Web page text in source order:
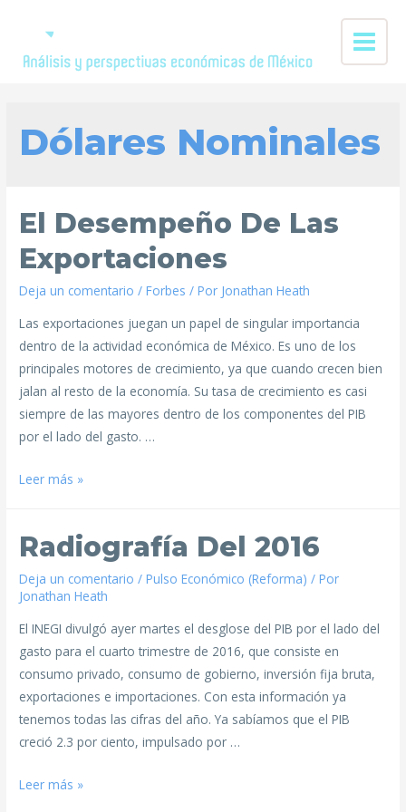
Dólares Nominales
El Desempeño De Las
Exportaciones
Deja un comentario /Forbes / Por Jonathan Heath
Las exportaciones juegan un papel de singular importancia
dentro de la actividad económica de México. Es uno de los
principales motores de crecimiento, ya que cuando crecen bien
jalan al resto de la economía. Su tasa de crecimiento es casi
siempre de las mayores dentro de los componentes del PIB
por el lado del gasto. …
Leer más »
Radiografía Del 2016
Deja un comentario /Pulso Económico (Reforma) / Por
Jonathan Heath
El INEGI divulgó ayer martes el desglose del PIB por el lado del
gasto para el cuarto trimestre de 2016, que consiste en
consumo privado, consumo de gobierno, inversión fija bruta,
exportaciones e importaciones. Con esta información ya
tenemos todas las cifras del año. Ya sabíamos que el PIB
creció 2.3 por ciento, impulsado por …
Leer más »